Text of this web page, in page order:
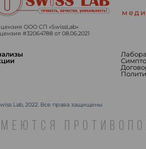
ООО СП «SwissLab»
#32064788 от 08.06.2021
Lab, 2022. Все права защищены